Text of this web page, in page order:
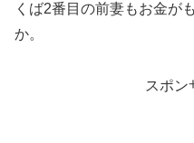
くば2番目の前妻もお金が
か。
スポン